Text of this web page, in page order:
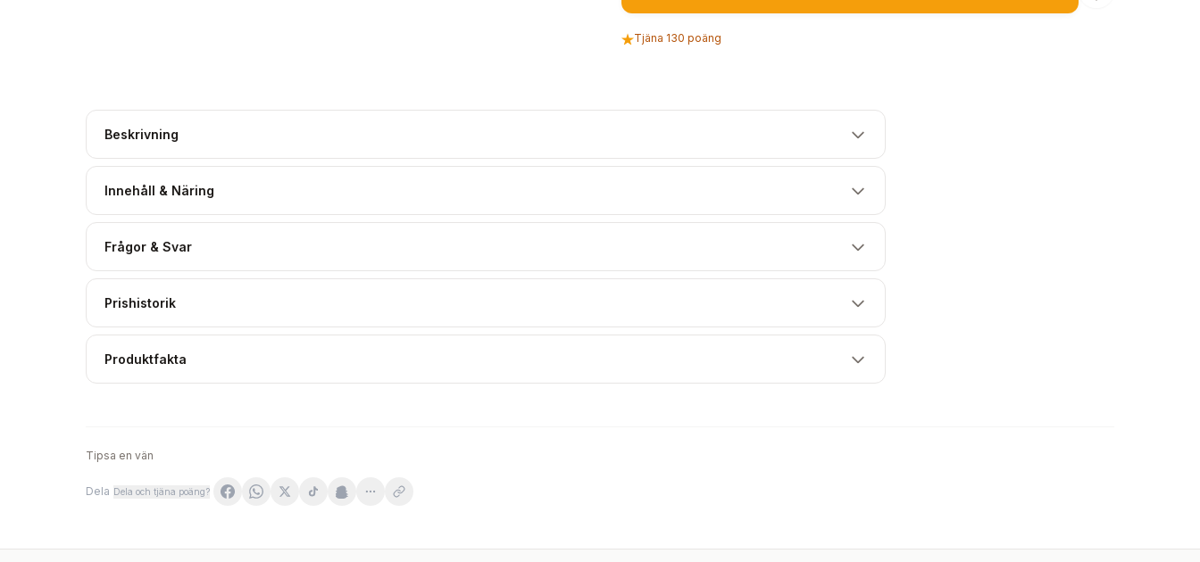
Tjäna 130 poäng
Beskrivning
Innehåll & Näring
Frågor & Svar
Prishistorik
Produktfakta
Tipsa en vän
Dela Dela och tjäna poäng?
WegaFarm Liver Complex SR 60 kapslar